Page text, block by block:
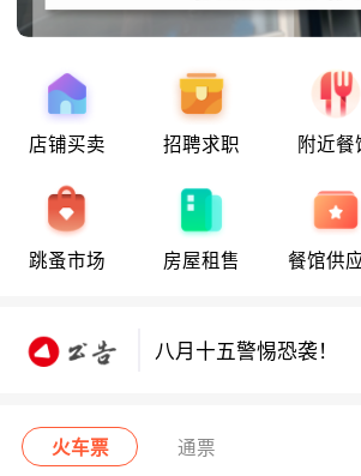
店铺买卖 招聘求职 附近餐
跳蚤市场 房屋租售 餐馆供
八月十五警惕恐袭！
八月十五警惕恐袭！
火车票 通票